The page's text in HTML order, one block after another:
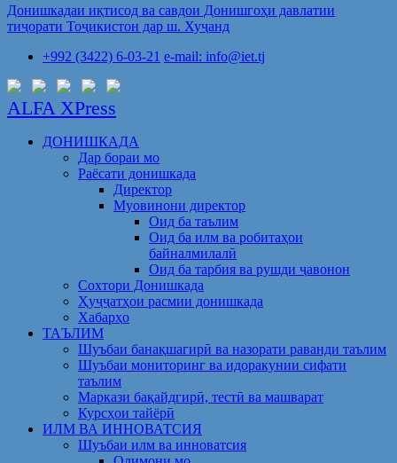
Донишкадаи иқтисод ва савдои Донишгоҳи давлатии
тиҷорати Тоҷикистон дар ш. Хуҷанд
+992 (3422) 6-03-21 e-mail: info@iet.tj
ALFA XPress
ДОНИШКАДА
Дар бораи мо
Раёсати донишкада
Директор
Муовинони директор
Оид ба таълим
Оид ба илм ва робитаҳои
байналмилалӣ
Оид ба тарбия ва рушди ҷавонон
Сохтори Донишкада
Ҳуҷҷатҳои расмии донишкада
Хабарҳо
ТАЪЛИМ
Шуъбаи банақшагирӣ ва назорати раванди таълим
Шуъбаи мониторинг ва идоракунии сифати
таълим
Маркази бақайдгирӣ, тестӣ ва машварат
Курсҳои тайёрӣ
ИЛМ ВА ИННОВАТСИЯ
Шуъбаи илм ва инноватсия